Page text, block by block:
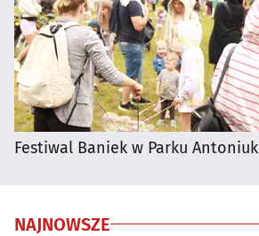
Festiwal Baniek w Parku Antoniuk
NAJNOWSZE